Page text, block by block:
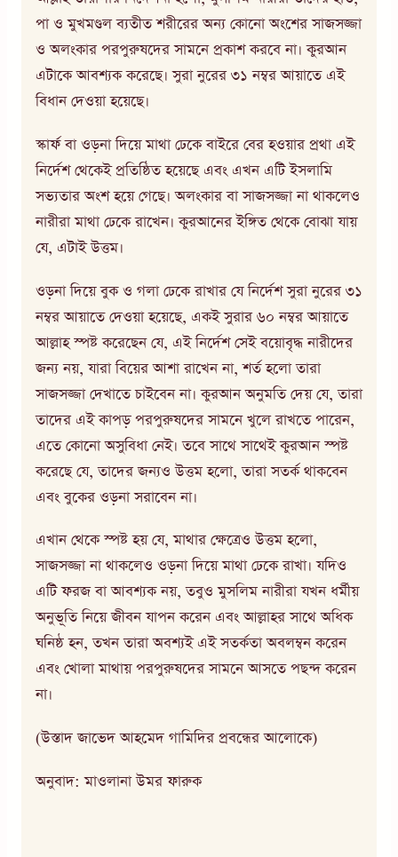
পা ও মুখমণ্ডল ব্যতীত শরীরের অন্য কোনো অংশের সাজসজ্জা
ও অলংকার পরপুরুষদের সামনে প্রকাশ করবে না। কুরআন
এটাকে আবশ্যক করেছে। সুরা নুরের ৩১ নম্বর আয়াতে এই
বিধান দেওয়া হয়েছে।
স্কার্ফ বা ওড়না দিয়ে মাথা ঢেকে বাইরে বের হওয়ার প্রথা এই
নির্দেশ থেকেই প্রতিষ্ঠিত হয়েছে এবং এখন এটি ইসলামি
সভ্যতার অংশ হয়ে গেছে। অলংকার বা সাজসজ্জা না থাকলেও
নারীরা মাথা ঢেকে রাখেন। কুরআনের ইঙ্গিত থেকে বোঝা যায়
যে, এটাই উত্তম।
ওড়না দিয়ে বুক ও গলা ঢেকে রাখার যে নির্দেশ সুরা নুরের ৩১
নম্বর আয়াতে দেওয়া হয়েছে, একই সুরার ৬০ নম্বর আয়াতে
আল্লাহ স্পষ্ট করেছেন যে, এই নির্দেশ সেই বয়োবৃদ্ধ নারীদের
জন্য নয়, যারা বিয়ের আশা রাখেন না, শর্ত হলো তারা
সাজসজ্জা দেখাতে চাইবেন না। কুরআন অনুমতি দেয় যে, তারা
তাদের এই কাপড় পরপুরুষদের সামনে খুলে রাখতে পারেন,
এতে কোনো অসুবিধা নেই। তবে সাথে সাথেই কুরআন স্পষ্ট
করেছে যে, তাদের জন্যও উত্তম হলো, তারা সতর্ক থাকবেন
এবং বুকের ওড়না সরাবেন না।
এখান থেকে স্পষ্ট হয় যে, মাথার ক্ষেত্রেও উত্তম হলো,
সাজসজ্জা না থাকলেও ওড়না দিয়ে মাথা ঢেকে রাখা। যদিও
এটি ফরজ বা আবশ্যক নয়, তবুও মুসলিম নারীরা যখন ধর্মীয়
অনুভূতি নিয়ে জীবন যাপন করেন এবং আল্লাহর সাথে অধিক
ঘনিষ্ঠ হন, তখন তারা অবশ্যই এই সতর্কতা অবলম্বন করেন
এবং খোলা মাথায় পরপুরুষদের সামনে আসতে পছন্দ করেন
না।
(উস্তাদ জাভেদ আহমেদ গামিদির প্রবন্ধের আলোকে)
অনুবাদ: মাওলানা উমর ফারুক